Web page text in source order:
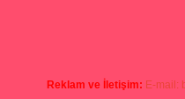
Reklam ve İletişim: E-mail: